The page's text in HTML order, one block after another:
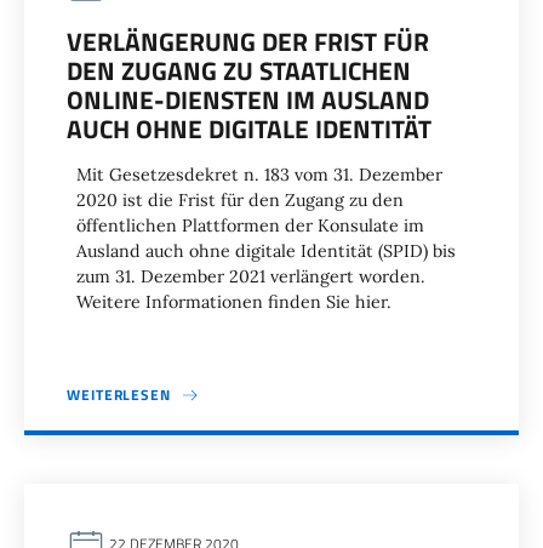
VERLÄNGERUNG DER FRIST FÜR
DEN ZUGANG ZU STAATLICHEN
ONLINE-DIENSTEN IM AUSLAND
AUCH OHNE DIGITALE IDENTITÄT
Mit Gesetzesdekret n. 183 vom 31. Dezember
2020 ist die Frist für den Zugang zu den
öffentlichen Plattformen der Konsulate im
Ausland auch ohne digitale Identität (SPID) bis
zum 31. Dezember 2021 verlängert worden.
Weitere Informationen finden Sie hier.
WEITERLESEN